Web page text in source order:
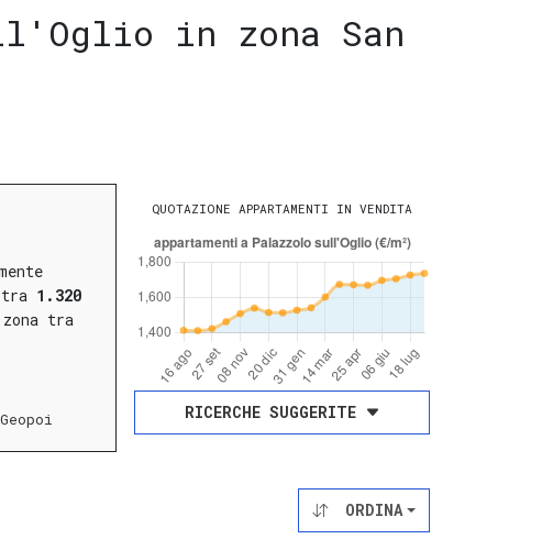
in zona San
tra 1.320
tra
Geopoi
QUOTAZIONE APPARTAMENTI IN VENDITA
RICERCHE SUGGERITE
ORDINA